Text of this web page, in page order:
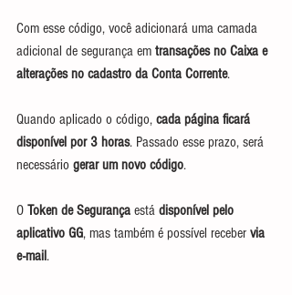
Com esse código, você adicionará uma camada
adicional de segurança em transações no Caixa e
alterações no cadastro da Conta Corrente.
Quando aplicado o código, cada página ficará
disponível por 3 horas. Passado esse prazo, será
necessário gerar um novo código.
O Token de Segurança está disponível pelo
aplicativo GG, mas também é possível receber via
e-mail.